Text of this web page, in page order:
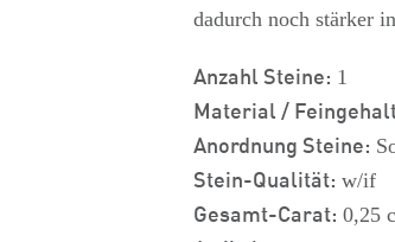
dadurch noch stärker
Anzahl Steine: 1
Material /
Anordnung Steine:
Stein-Qualität: w/if
Gesamt-Carat: 0,25